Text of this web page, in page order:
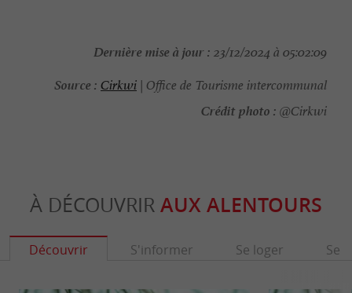
Dernière mise à jour : 23/12/2024 à 05:02:09
Source : Cirkwi | Office de Tourisme intercommunal
Crédit photo : @Cirkwi
À DÉCOUVRIR AUX ALENTOURS
Découvrir S'informer Se loger Se